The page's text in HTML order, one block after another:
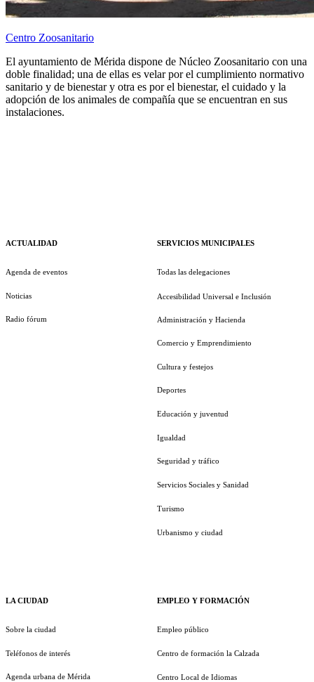
Centro Zoosanitario
El ayuntamiento de Mérida dispone de Núcleo Zoosanitario con una
doble finalidad; una de ellas es velar por el cumplimiento normativo
sanitario y de bienestar y otra es por el bienestar, el cuidado y la
adopción de los animales de compañía que se encuentran en sus
instalaciones.
ACTUALIDAD
Agenda de eventos
Noticias
Radio fórum
LA CIUDAD
Sobre la ciudad
Teléfonos de interés
Agenda urbana de Mérida
SERVICIOS MUNICIPALES
Todas las delegaciones
Accesibilidad Universal e Inclusión
Administración y Hacienda
Comercio y Emprendimiento
Cultura y festejos
Deportes
Educación y juventud
Igualdad
Seguridad y tráfico
Servicios Sociales y Sanidad
Turismo
Urbanismo y ciudad
EMPLEO Y FORMACIÓN
Empleo público
Centro de formación la Calzada
Centro Local de Idiomas